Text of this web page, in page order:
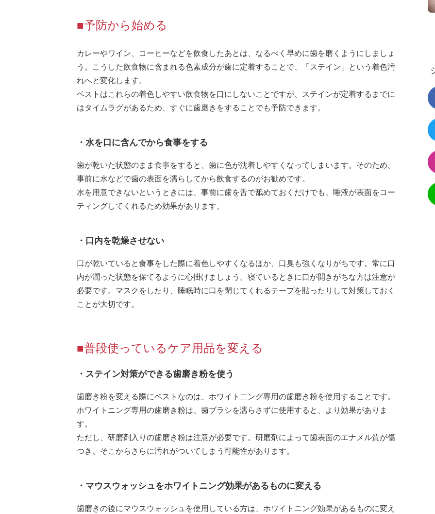
■予防から始める
カレーやワイン、コーヒーなどを飲食したあとは、なるべく早めに歯を磨くようにしましょ
う。こうした飲食物に含まれる色素成分が歯に定着することで、「ステイン」という着色汚
れへと変化します。
ベストはこれらの着色しやすい飲食物を口にしないことですが、ステインが定着するまでに
はタイムラグがあるため、すぐに歯磨きをすることでも予防できます。
・水を口に含んでから食事をする
歯が乾いた状態のまま食事をすると、歯に色が沈着しやすくなってしまいます。そのため、
事前に水などで歯の表面を濡らしてから飲食するのがお勧めです。
水を用意できないというときには、事前に歯を舌で舐めておくだけでも、唾液が表面をコー
ティングしてくれるため効果があります。
・口内を乾燥させない
口が乾いていると食事をした際に着色しやすくなるほか、口臭も強くなりがちです。常に口
内が潤った状態を保てるように心掛けましょう。寝ているときに口が開きがちな方は注意が
必要です。マスクをしたり、睡眠時に口を閉じてくれるテープを貼ったりして対策しておく
ことが大切です。
■普段使っているケア用品を変える
・ステイン対策ができる歯磨き粉を使う
歯磨き粉を変える際にベストなのは、ホワイト二ング専用の歯磨き粉を使用することです。
ホワイトニング専用の歯磨き粉は、歯ブラシを濡らさずに使用すると、より効果がありま
す。
ただし、研磨剤入りの歯磨き粉は注意が必要です。研磨剤によって歯表面のエナメル質が傷
つき、そこからさらに汚れがついてしまう可能性があります。
・マウスウォッシュをホワイトニング効果があるものに変える
歯磨きの後にマウスウォッシュを使用している方は、ホワイトニング効果があるものに変え